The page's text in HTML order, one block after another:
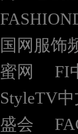
国网服饰
蜜网
FI
StyleTV中
盛会